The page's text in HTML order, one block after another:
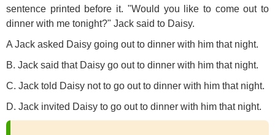
sentence printed before it. "Would you like to come out to
dinner with me tonight?" Jack said to Daisy.
A Jack asked Daisy going out to dinner with him that night.
B. Jack said that Daisy go out to dinner with him that night.
C. Jack told Daisy not to go out to dinner with him that night.
D. Jack invited Daisy to go out to dinner with him that night.